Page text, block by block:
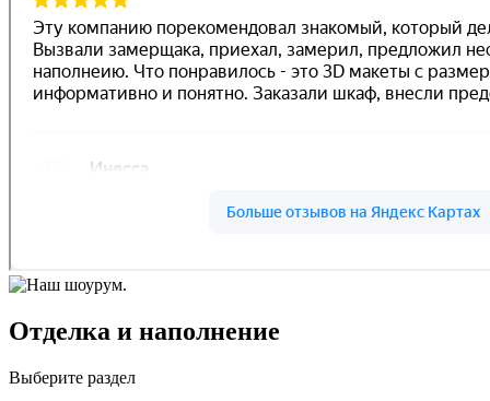
Отделка и наполнение
Выберите раздел